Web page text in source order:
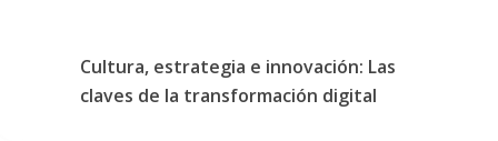
Cultura, estrategia e innovación: Las
claves de la transformación digital